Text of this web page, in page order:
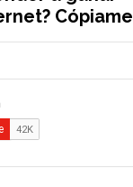
Cópiame